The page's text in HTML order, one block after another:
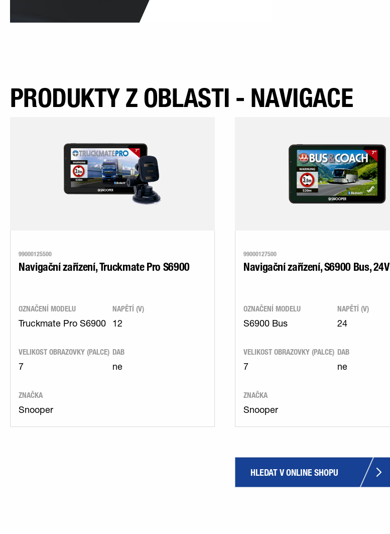
PRODUKTY Z OBLASTI - NAVIGACE
99000125500
Navigační zařízení, Truckmate Pro S6900
OZNAČENÍ MODELU
Truckmate Pro S6900
NAPĚTÍ (V)
12
VELIKOST OBRAZOVKY (PALCE)
7
DAB
ne
ZNAČKA
Snooper
99000127500
Navigační zařízení, S6900 Bus, 24V
OZNAČENÍ MODELU
S6900 Bus
NAPĚTÍ (V)
24
VELIKOST OBRAZOVKY (PALCE)
7
DAB
ne
ZNAČKA
Snooper
HLEDAT V ONLINE SHOPU